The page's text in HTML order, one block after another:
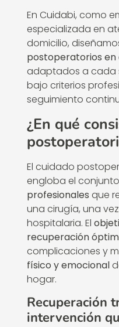
En Cuidabi, como
especializada en
domicilio,
postoperatorios en
adaptados a cada
bajo criterios
seguimiento
¿En qué
El cuidado
engloba el
profesionales que
una cirugía, una
hospitalaria. El
recuperación
complicaciones y
físico y emocional
hogar.
Recuperación
intervención